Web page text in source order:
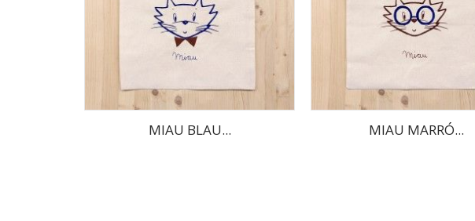
MIAU BLAU... MIAU MARRÓ...